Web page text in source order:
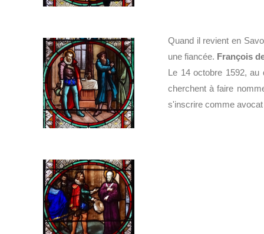
Quand il revient en
une fiancée. François
Le 14 octobre 1592,
cherchent à faire
s'inscrire comme